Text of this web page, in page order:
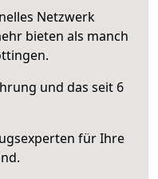
Netzwerk
bieten als manch
und das seit 6
für Ihre